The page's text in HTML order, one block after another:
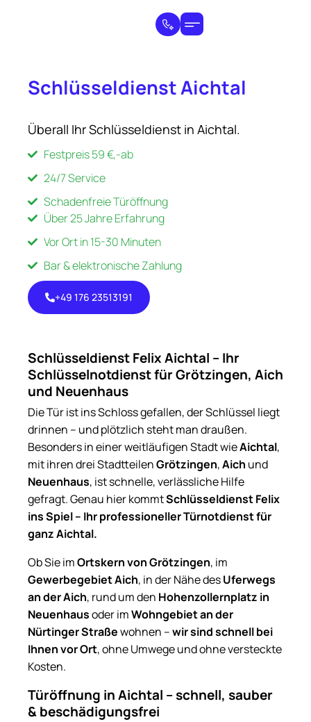
Schlüsseldienst Aichtal
Überall Ihr Schlüsseldienst in Aichtal.
Festpreis 59 €,-ab
24/7 Service
Schadenfreie Türöffnung
Über 25 Jahre Erfahrung
Vor Ort in 15-30 Minuten
Bar & elektronische Zahlung
+49 176 23513191
Schlüsseldienst Felix Aichtal – Ihr
Schlüsselnotdienst für Grötzingen, Aich
und Neuenhaus
Die Tür ist ins Schloss gefallen, der Schlüssel liegt
drinnen – und plötzlich steht man draußen.
Besonders in einer weitläufigen Stadt wieAichtal,
mit ihren drei StadtteilenGrötzingen,Aich und
Neuenhaus, ist schnelle, verlässliche Hilfe
gefragt. Genau hier kommtSchlüsseldienst Felix
ins Spiel – Ihr professioneller Türnotdienst für
ganz Aichtal.
Ob Sie imOrtskern von Grötzingen, im
Gewerbegebiet Aich, in der Nähe desUferwegs
an der Aich, rund um den Hohenzollernplatz in
Neuenhausoder imWohngebiet an der
Nürtinger Straßewohnen –wir sind schnell bei
Ihnen vor Ort, ohne Umwege und ohne versteckte
Kosten.
Türöffnung in Aichtal – schnell, sauber
& beschädigungsfrei